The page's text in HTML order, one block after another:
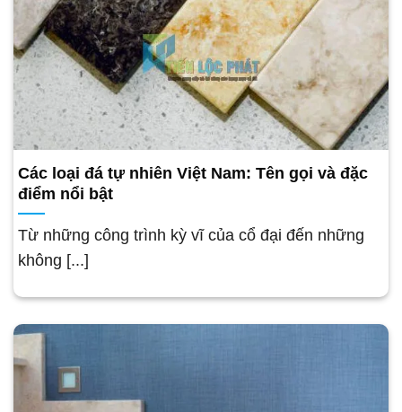
Các loại đá tự nhiên Việt Nam: Tên gọi và đặc
điểm nổi bật
Từ những công trình kỳ vĩ của cổ đại đến những
không [...]